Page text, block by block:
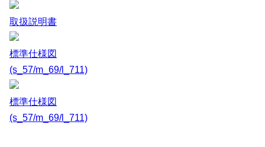
取扱説明書
標準仕様図
(s_57/m_69/l_711)
標準仕様図
(s_57/m_69/l_711)